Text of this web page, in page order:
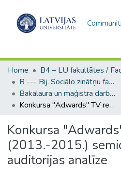
Home
B --- Bij. Sociālo zinātņu fakultātes noslēguma darbi / Faculty of Social Sciences - Graduate works
Bakalaura un maģistra darbi (SZF) / Bachelor's and Master's theses
Konkursa "Adwards" TV reklāmu (2013.-2015.) semiotiskā un auditorijas analīze
Konkursa
(2013.-2015.)
auditorijas analīze